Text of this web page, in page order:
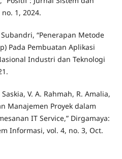
1, 2024.
“Penerapan Metode
Pada Pembuatan Aplikasi
Industri dan Teknologi
V. A. Rahmah, R. Amalia,
Manajemen Proyek dalam
IT Service,” Dirgamaya:
Informasi, vol. 4, no. 3, Oct.